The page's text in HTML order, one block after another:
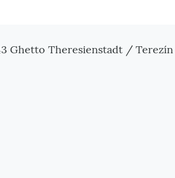
Ghetto Theresienstadt / Terezín